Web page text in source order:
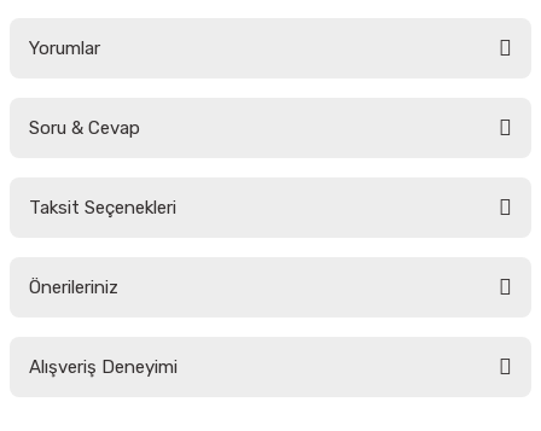
Yorumlar
Soru & Cevap
Taksit Seçenekleri
Önerileriniz
yetersiz gördüğünüz noktaları öneri formunu kullanarak tarafımıza
Alışveriş Deneyimi